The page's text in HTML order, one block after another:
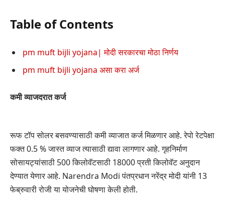
Table of Contents
pm muft bijli yojana| मोदी सरकारचा मोठा निर्णय
pm muft bijli yojana असा करा अर्ज
कमी व्याजदरात कर्ज
रूफ टॉप सोलर बसवण्यासाठी कमी व्याजात कर्ज मिळणार आहे. रेपो रेटपेक्षा
फक्त 0.5 % जास्त व्याज त्यासाठी द्यावा लागणार आहे. गृहनिर्माण
सोसायट्यांसाठी 500 किलोवॅटसाठी 18000 प्रती किलोवॅट अनुदान
देण्यात येणार आहे. Narendra Modi पंतप्रधान नरेंद्र मोदी यांनी 13
फेब्रुवारी रोजी या योजनेची घोषणा केली होती.